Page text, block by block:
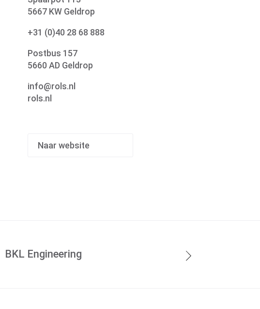
5667 KW Geldrop
+31 (0)40 28 68 888
Postbus 157
5660 AD Geldrop
info@rols.nl
rols.nl
Naar website
BKL Engineering